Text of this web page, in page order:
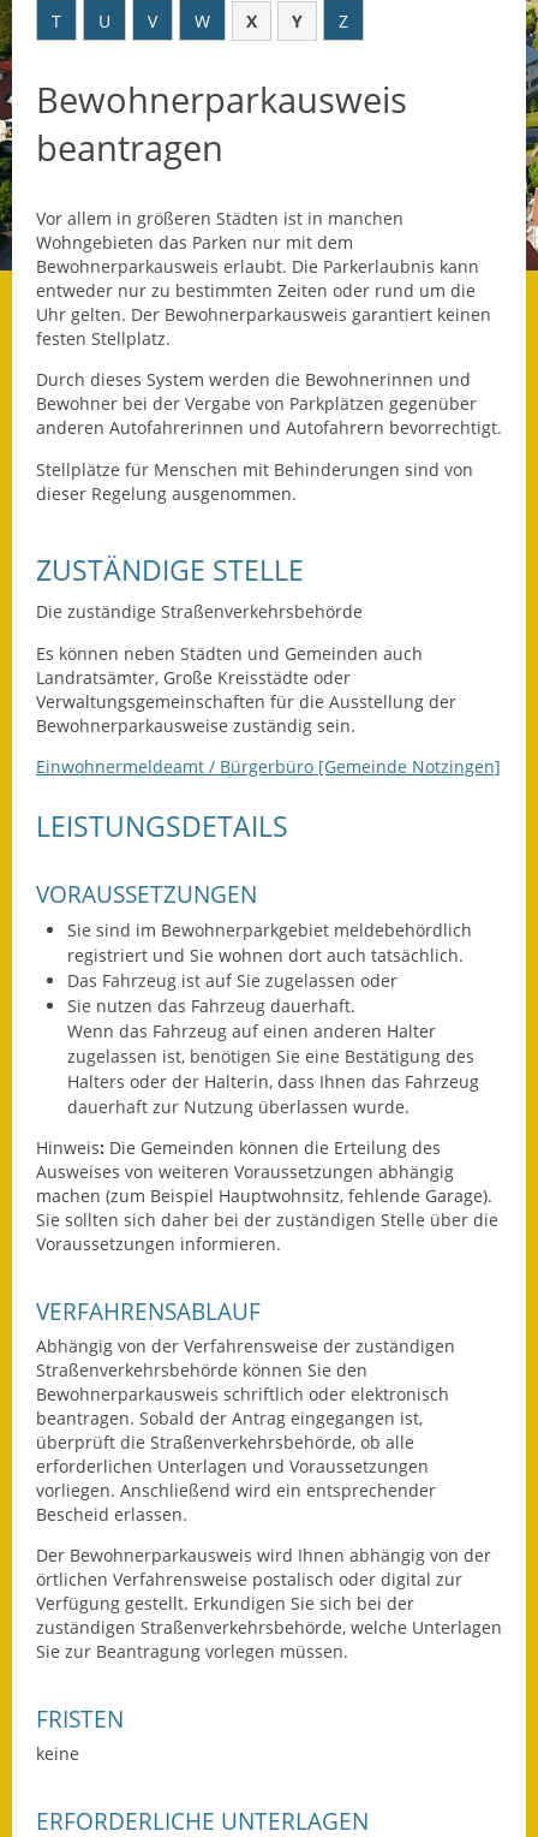
Datenschutz
Datenschutz im
Steueramt
Geschichte und
Gegenwart
Was die Alten noch
Wagner-Werkstatt
Informationsbroschüre
Lärmaktionsplan
Mitteilungsblatt
Nachhaltigkeitsbericht
Landesstraße
Kreisstraße
Umleitungsplan
Ausweichfahrplan
Buslinie 168
Stellenausschreibungen
Zahlen und Fakten
Rathaus
Bauhof Notzingen
Behördenadressen
Beratungsstellen im
Landkreis
Dienstleistungen
Formulare
Fundbehörde
Sitzungsberichte 2016
T
U V W X Y Z
Bewohnerparkausweis
beantragen
Vor allem in größeren Städten ist in manchen
Wohngebieten das Parken nur mit dem
Bewohnerparkausweis erlaubt. Die Parkerlaubnis kann
entweder nur zu bestimmten Zeiten oder rund um die
Uhr gelten. Der Bewohnerparkausweis garantiert keinen
festen Stellplatz.
Durch dieses System werden die Bewohnerinnen und
Bewohner bei der Vergabe von Parkplätzen gegenüber
anderen Autofahrerinnen und Autofahrern bevorrechtigt.
Stellplätze für Menschen mit Behinderungen sind von
dieser Regelung ausgenommen.
ZUSTÄNDIGE STELLE
Die zuständige Straßenverkehrsbehörde
Es können neben Städten und Gemeinden auch
Landratsämter, Große Kreisstädte oder
Verwaltungsgemeinschaften für die Ausstellung der
Bewohnerparkausweise zuständig sein.
Einwohnermeldeamt / Bürgerbüro [Gemeinde Notzingen]
LEISTUNGSDETAILS
VORAUSSETZUNGEN
Sie sind im Bewohnerparkgebiet meldebehördlich
registriert und Sie wohnen dort auch tatsächlich.
Das Fahrzeug ist auf Sie zugelassen oder
Sie nutzen das Fahrzeug dauerhaft.
Wenn das Fahrzeug auf einen anderen Halter
zugelassen ist, benötigen Sie eine Bestätigung des
Halters oder der Halterin, dass Ihnen das Fahrzeug
dauerhaft zur Nutzung überlassen wurde.
Hinweis: Die Gemeinden können die Erteilung des
Ausweises von weiteren Voraussetzungen abhängig
machen (zum Beispiel Hauptwohnsitz, fehlende Garage).
Sie sollten sich daher bei der zuständigen Stelle über die
Voraussetzungen informieren.
VERFAHRENSABLAUF
Abhängig von der Verfahrensweise der zuständigen
Straßenverkehrsbehörde können Sie den
Bewohnerparkausweis schriftlich oder elektronisch
beantragen. Sobald der Antrag eingegangen ist,
überprüft die Straßenverkehrsbehörde, ob alle
erforderlichen Unterlagen und Voraussetzungen
vorliegen. Anschließend wird ein entsprechender
Bescheid erlassen.
Der Bewohnerparkausweis wird Ihnen abhängig von der
örtlichen Verfahrensweise postalisch oder digital zur
Verfügung gestellt. Erkundigen Sie sich bei der
zuständigen Straßenverkehrsbehörde, welche Unterlagen
Sie zur Beantragung vorlegen müssen.
FRISTEN
keine
ERFORDERLICHE UNTERLAGEN